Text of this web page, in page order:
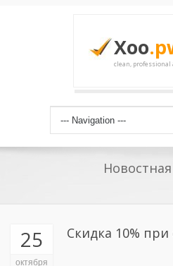
Xoo
clean, professional
25
октября
Скидка 10%